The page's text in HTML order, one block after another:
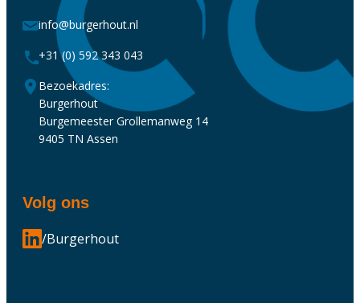
info@burgerhout.nl
+31 (0) 592 343 043
Bezoekadres:
Burgerhout
Burgemeester Grollemanweg 14
9405 TN Assen
Volg ons
/Burgerhout